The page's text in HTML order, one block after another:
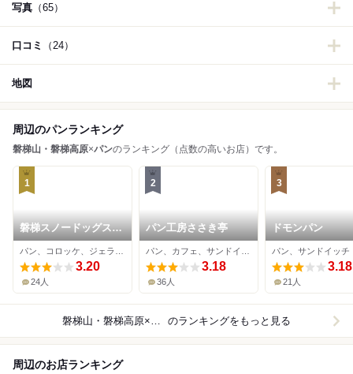
写真 （65）
口コミ （24）
地図
周辺のパンランキング
磐梯山・磐梯高原×パンのランキング（点数の高いお店）です。
1
磐梯スノードッグス
道の駅猪苗代店
3.20
24人
2
パン工房ささき亭
3.18
36人
3
ドモンパン
パン、サンドイッチ
3.18
21人
磐梯山・磐梯高原×パン のランキングをもっと見る
周辺のお店ランキング